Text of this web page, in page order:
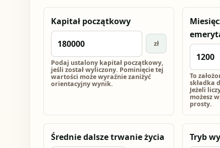
Kapitał początkowy
zł
Podaj ustalony kapitał początkowy,
jeśli został wyliczony. Pominięcie tej
wartości może wyraźnie zaniżyć
orientacyjny wynik.
To
składka
Jeżeli
możesz
prosty.
Średnie dalsze trwanie życia Tryb